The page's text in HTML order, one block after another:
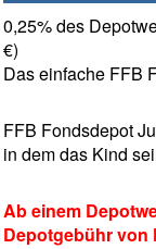
0,25% des
€)
Das einfache FFB
FFB Fondsdepot
in dem das Kind
Ab einem
Depotgebühr von